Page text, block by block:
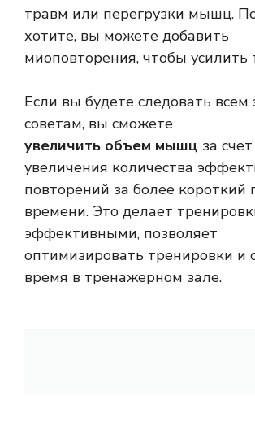
травм или перегрузки мышц.
хотите, вы можете добавить
миоповторения, чтобы усилить
Если вы будете следовать всем
советам, вы сможете
увеличить объем мышц за счет
увеличения количества
повторений за более короткий
времени. Это делает
эффективными, позволяет
оптимизировать тренировки и
время в тренажерном зале.